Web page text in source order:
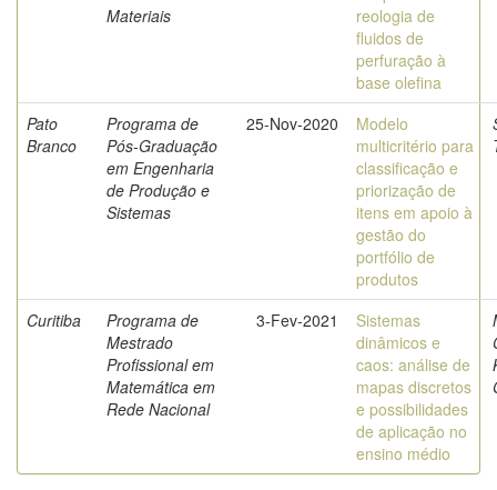
Materiais
reologia de
fluidos de
perfuração à
base olefina
Pato
Branco
Programa de
Pós-Graduação
em Engenharia
de Produção e
Sistemas
25-Nov-2020
Modelo
multicritério para
classificação e
priorização de
itens em apoio à
gestão do
portfólio de
produtos
Curitiba
Programa de
Mestrado
Profissional em
Matemática em
Rede Nacional
3-Fev-2021
Sistemas
dinâmicos e
caos: análise de
mapas discretos
e possibilidades
de aplicação no
ensino médio